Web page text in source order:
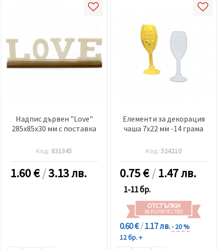
Надпис дървен "Love"
285x85x30 мм с поставка
Код: 831345
1.60€/3.13 лв.
Елементи за декорация
чаша 7x22 мм -14 грама
Код:524210
0.75€/1.47 лв.
1-11 бр.
ОТСТЪПКИ
ЗА КОЛИЧЕСТВО
0.60 €/1.17 лв.- 20 %
12 бр. +